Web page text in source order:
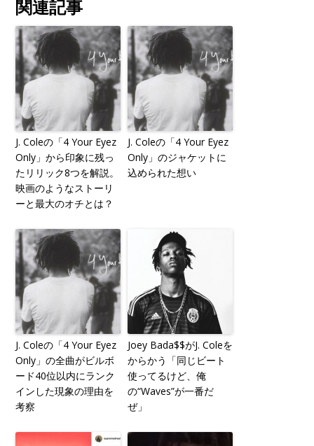
関連記事
J. Coleの「4 Your Eyez
Only」から印象に残っ
たリリック8つを解説。
映画のようなストーリ
ーと最大のオチとは？
J. Coleの「4 Your Eyez
Only」のジャケットに
込められた想い
J. Coleの「4 Your Eyez
Only」の全曲がビルボ
ード40位以内にランク
インした現象の理由を
考察
Joey Bada$$がJ. Coleを
からかう「同じビート
使ってるけど、俺
の“Waves”が一番だ
ぜ」